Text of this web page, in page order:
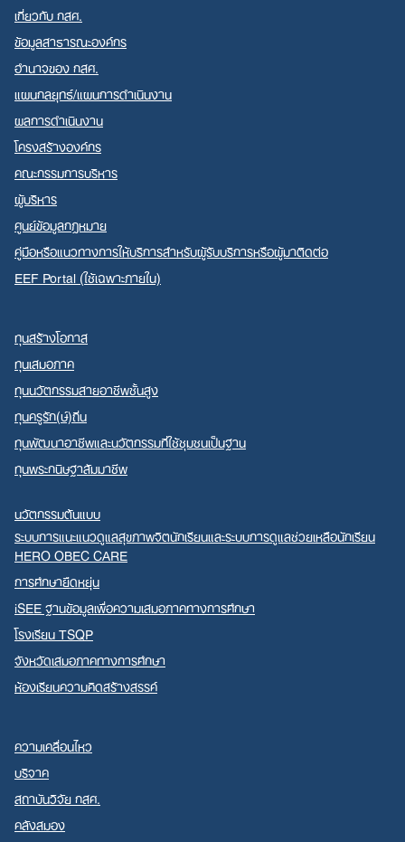
เกี่ยวกับ กสศ.
ข้อมูลสาธารณะองค์กร
อำนาจของ กสศ.
แผนกลยุทธ์/แผนการดำเนินงาน
ผลการดำเนินงาน
โครงสร้างองค์กร
คณะกรรมการบริหาร
ผู้บริหาร
ศูนย์ข้อมูลกฎหมาย
คู่มือหรือแนวทางการให้บริการสำหรับผู้รับบริการหรือผู้มาติดต่อ
EEF Portal (ใช้เฉพาะภายใน)
ทุนสร้างโอกาส
ทุนเสมอภาค
ทุนนวัตกรรมสายอาชีพชั้นสูง
ทุนครูรัก(ษ์)ถิ่น
ทุนพัฒนาอาชีพและนวัตกรรมที่ใช้ชุมชนเป็นฐาน
ทุนพระกนิษฐาสัมมาชีพ
นวัตกรรมต้นแบบ
ระบบการแนะแนวดูแลสุขภาพจิตนักเรียนและระบบการดูแลช่วยเหลือนักเรียน
HERO OBEC CARE
การศึกษายืดหยุ่น
iSEE ฐานข้อมูลเพื่อความเสมอภาคทางการศึกษา
โรงเรียน TSQP
จังหวัดเสมอภาคทางการศึกษา
ห้องเรียนความคิดสร้างสรรค์
ความเคลื่อนไหว
บริจาค
สถาบันวิจัย กสศ.
คลังสมอง